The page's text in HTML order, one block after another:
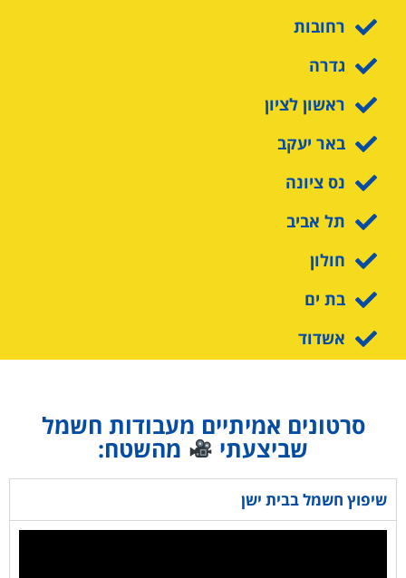
רחובות
גדרה
ראשון לציון
באר יעקב
נס ציונה
תל אביב
חולון
בת ים
אשדוד
סרטונים אמיתיים מעבודות חשמל
שביצעתי מהשטח:
שיפוץ חשמל בבית ישן